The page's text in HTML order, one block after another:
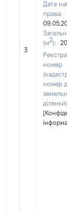
3
Дата
права:
(м2):
номер
номер